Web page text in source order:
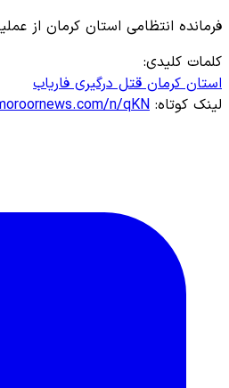
فرمانده انتظامی استان کرمان از
کلمات کلیدی:
استان کرمانقتلدرگیریفاریاب
لینک کوتاه: n/qKN